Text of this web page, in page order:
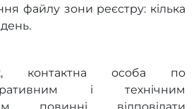
файлу зони реєстру: кілька
контактна особа по
і технічним